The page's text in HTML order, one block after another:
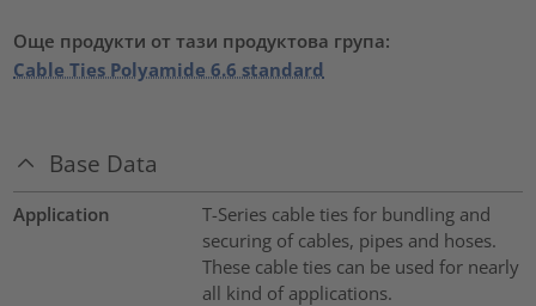
Още продукти от тази продуктова група:
Cable Ties Polyamide 6.6 standard
Base Data
Application
T-Series cable ties for bundling and
securing of cables, pipes and hoses.
These cable ties can be used for nearly
all kind of applications.